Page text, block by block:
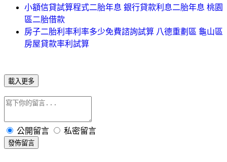
小額信貸試算程式二胎年息 銀行貸款利息二胎年息 桃園
區二胎借款
房子二胎利率利率多少免費諮詢試算 八德重劃區 龜山區
房屋貸款率利試算
載入更多
公開留言 私密留言
發佈留言